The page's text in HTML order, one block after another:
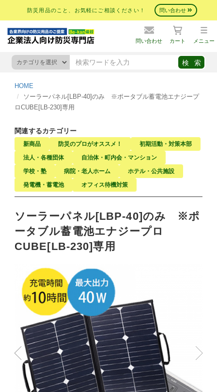
防災用品のこと、お気軽にご相談ください！ 問い合わせ
問い合わせ カート メニュー
HOME
ソーラーパネル[LBP-40]のみ ※ポータブル蓄電池エナジープ
ロCUBE[LB-230]専用
関連するカテゴリー
新商品 防災のプロがオススメ！
初期活動・対策本部
法人・各種団体
自治体・町内会・マンション
学校・塾
病院・老人ホーム
ホテル・公共施設
発電機・蓄電池
オフィス待機対策
ソーラーパネル[LBP-40]のみ ※ポ
ータブル蓄電池エナジープロ
CUBE[LB-230]専用